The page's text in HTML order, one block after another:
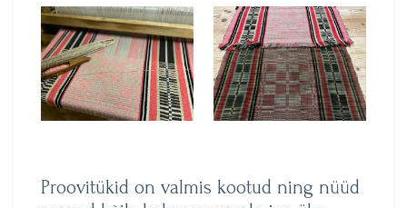
Proovitükid on valmis kootud ning nüüd